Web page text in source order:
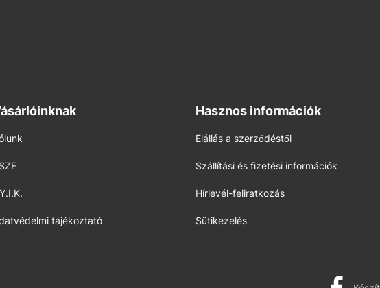
tájékoztató
Hasznos információk
Elállás a szerződéstől
Szállítási és fizetési információk
Hírlevél-feliratkozás
Sütikezelés